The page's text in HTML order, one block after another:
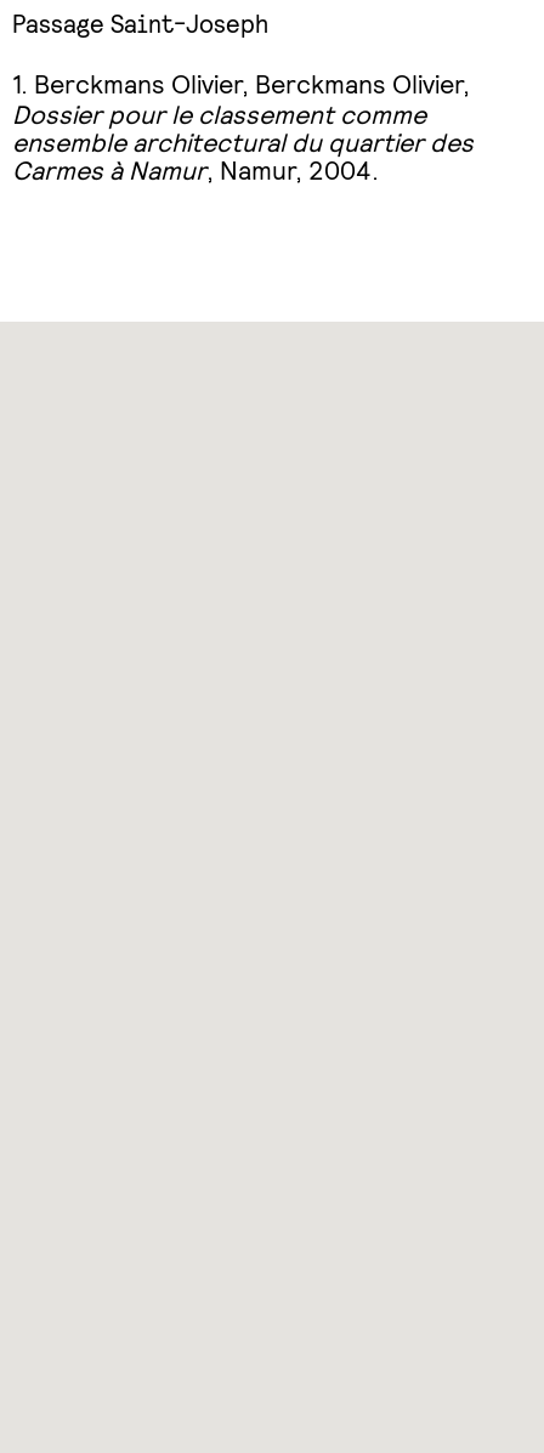
Passage Saint-Joseph
Berckmans Olivier, Berckmans Olivier,
Dossier pour le classement comme
ensemble architectural du quartier des
Carmes à Namur, Namur, 2004.